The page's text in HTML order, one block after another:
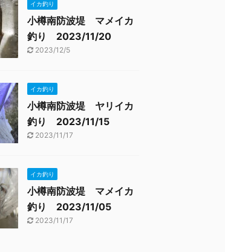
イカ釣り
小樽南防波堤 マメイカ
釣り 2023/11/20
2023/12/5
イカ釣り
小樽南防波堤 ヤリイカ
釣り 2023/11/15
2023/11/17
イカ釣り
小樽南防波堤 マメイカ
釣り 2023/11/05
2023/11/17